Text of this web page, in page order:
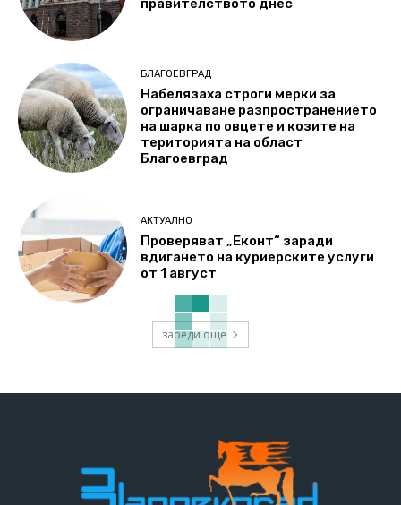
правителството днес
БЛАГОЕВГРАД
Набелязаха строги мерки за
ограничаване разпространението
на шарка по овцете и козите на
територията на област
Благоевград
АКТУАЛНО
Проверяват „Еконт“ заради
вдигането на куриерските услуги
от 1 август
зареди още